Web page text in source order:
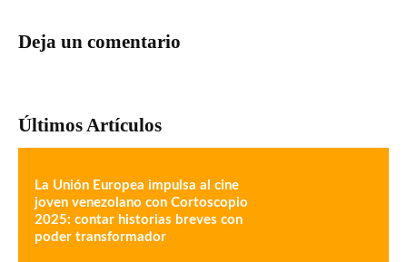
Deja un comentario
Últimos Artículos
La Unión Europea impulsa al cine
joven venezolano con Cortoscopio
2025: contar historias breves con
poder transformador